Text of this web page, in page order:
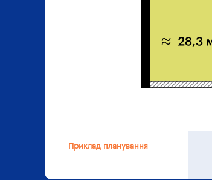
Приклад планування